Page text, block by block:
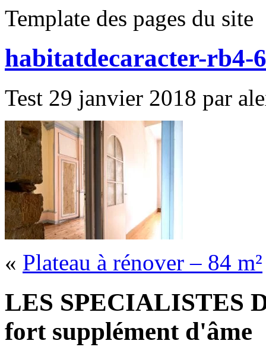
Template des pages du site
habitatdecaracter-rb4-6
Test 29 janvier 2018 par
« Plateau à rénover – 84 m²
LES SPECIALISTES
fort supplément d'âme